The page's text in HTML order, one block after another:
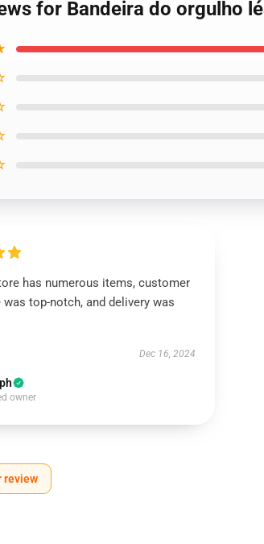
for Bandeira do orgulho
has numerous items, customer
top-notch, and delivery was
Dec 16, 2024
owner
review